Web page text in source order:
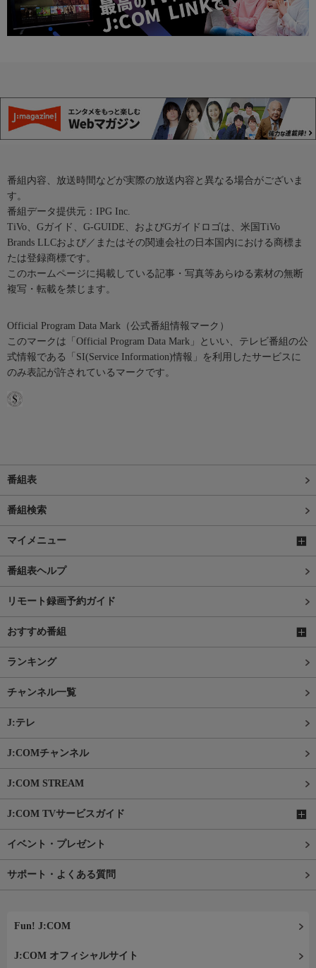
番組内容、放送時間などが実際の放送内容と異なる場合がございま
す。
番組データ提供元：IPG Inc.
TiVo、Gガイド、G-GUIDE、およびGガイドロゴは、米国TiVo
Brands LLCおよび／またはその関連会社の日本国内における商標ま
たは登録商標です。
このホームページに掲載している記事・写真等あらゆる素材の無断
複写・転載を禁じます。
Official Program Data Mark（公式番組情報マーク）
このマークは「Official Program Data Mark」といい、テレビ番組の公
式情報である「SI(Service Information)情報」を利用したサービスに
のみ表記が許されているマークです。
番組表
番組検索
マイメニュー
番組表ヘルプ
リモート録画予約ガイド
おすすめ番組
ランキング
チャンネル一覧
J:テレ
J:COMチャンネル
J:COM STREAM
J:COM TVサービスガイド
イベント・プレゼント
サポート・よくある質問
Fun! J:COM
J:COM オフィシャルサイト